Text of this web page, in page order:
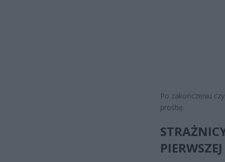
Po zakończeniu
prośbę.